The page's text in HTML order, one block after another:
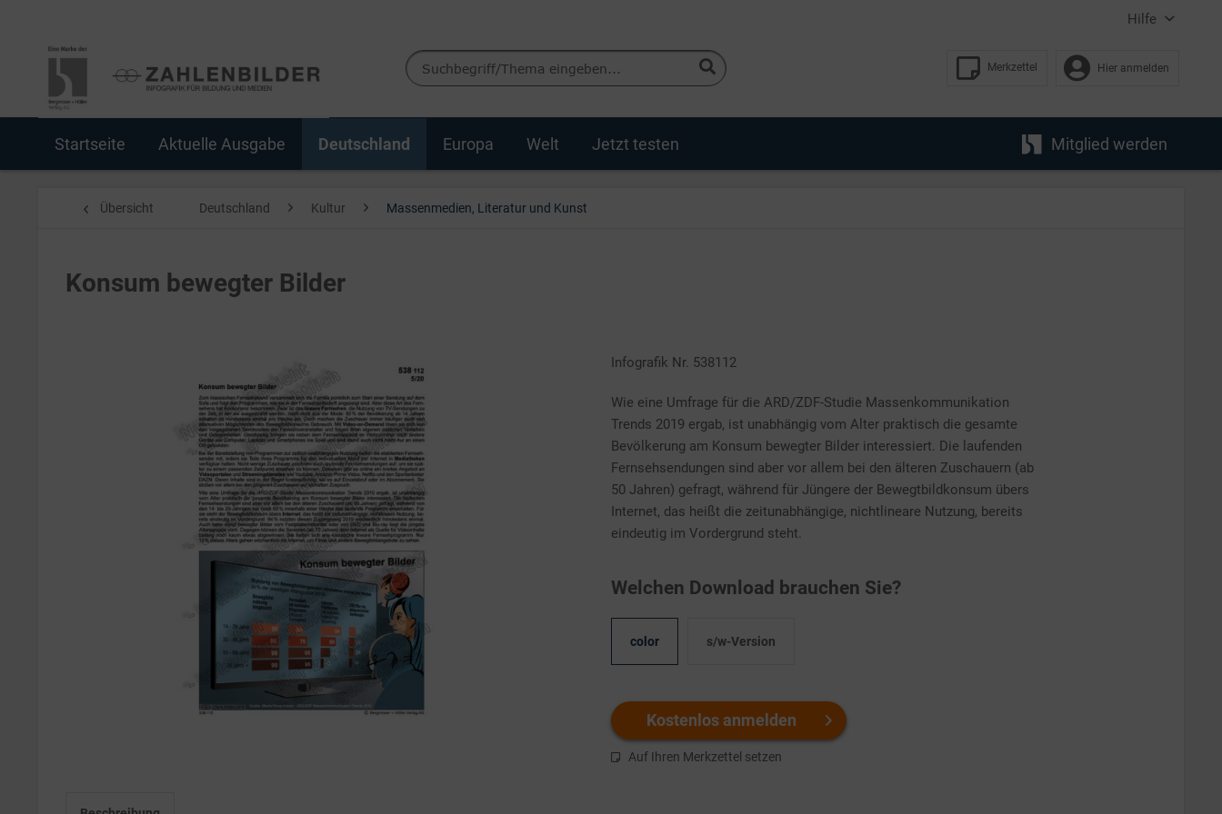
Hilfe
Merkzettel Hier anmelden
Startseite Aktuelle Ausgabe Deutschland Europa Welt Jetzt testen Mitglied werden
Übersicht Deutschland Kultur Massenmedien, Literatur und Kunst
Konsum bewegter Bilder
Infografik Nr. 538112
Wie eine Umfrage für die ARD/ZDF-Studie Massenkommunikation
Trends 2019 ergab, ist unabhängig vom Alter praktisch die gesamte
Bevölkerung am Konsum bewegter Bilder interessiert. Die laufenden
Fernsehsendungen sind aber vor allem bei den älteren Zuschauern (ab
50 Jahren) gefragt, während für Jüngere der Bewegtbildkonsum übers
Internet, das heißt die zeitunabhängige, nichtlineare Nutzung, bereits
eindeutig im Vordergrund steht.
Welchen Download brauchen Sie?
color s/w-Version
Kostenlos anmelden
Auf Ihren Merkzettel setzen